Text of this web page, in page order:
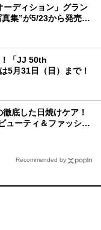
ディション」グラン
集”が5/23から発売！
冊
！「JJ 50th
5月31日（日）まで！
底した日焼けケア！
ューティ＆ファッショ
Recommended by